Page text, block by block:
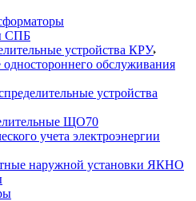
СПБ
устройства КРУ
обслуживания
устройства
ЩО70
учета электроэнергии
наружной установки ЯКНО